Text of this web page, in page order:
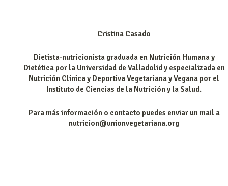
Cristina Casado
Dietista-nutricionista graduada en Nutrición Humana y
Dietética por la Universidad de Valladolid y especializada en
Nutrición Clínica y Deportiva Vegetariana y Vegana por el
Instituto de Ciencias de la Nutrición y la Salud.
Para más información o contacto puedes enviar un mail a
nutricion@unionvegetariana.org